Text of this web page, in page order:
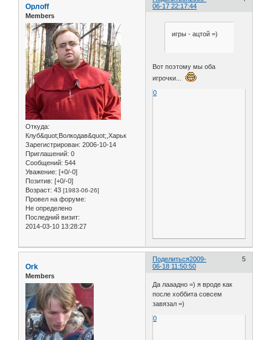
06-17 22:17:44
Орлоff
Members
Откуда:
Клуб&quot;Волкодав&quot;,Харьк
Зарегистрирован: 2006-10-14
Приглашений: 0
Сообщений: 544
Уважение: [+0/-0]
Позитив: [+0/-0]
Возраст: 43 [1983-06-26]
Провел на форуме:
Не определено
Последний визит:
2014-03-10 13:28:27
игры - ацтой =)
Вот поэтому мы оба
игрочки...
0
Поделиться 5
2009-
06-18 11:50:50
Ork
Members
Да лааадно =) я вроде как
после хоббита совсем
завязал =)
0